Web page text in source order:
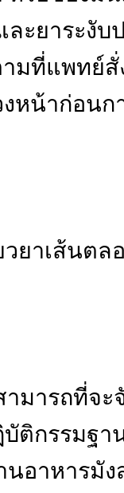
ะยาระงับ
มที่แพทย์สั่
หน้าก่อนก
าเส้นตลอ
มารถที่จะ
ติกรรมฐ
นอาหารมั